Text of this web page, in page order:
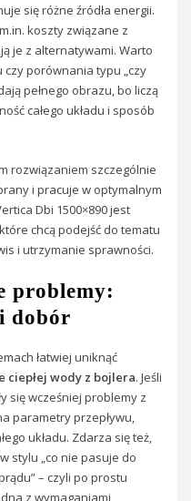
się różne źródła energii.
koszty związane z
je z alternatywami. Warto
czy porównania typu „czy
pełnego obrazu, bo liczą
całego układu i sposób
rozwiązaniem szczególnie
i pracuje w optymalnym
Dbi 1500×890 jest
chcą podejść do tematu
i utrzymanie sprawności.
problemy:
dobór
łatwiej uniknąć
ciepłej wody z bojlera. Jeśli
się wcześniej problemy z
parametry przepływu,
układu. Zdarza się też,
stylu „co nie pasuje do
– czyli po prostu
z wymaganiami